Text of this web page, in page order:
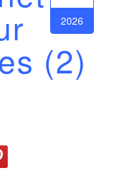
2026
(2)